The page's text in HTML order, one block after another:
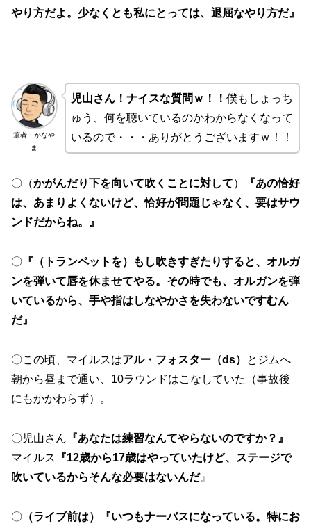
やり方だよ。少なくとも私にとっては、退屈なやり方だ』
筆者・かなや
ま
児山さん！ナイスな質問ｗ！！ 僕もしょっち
ゅう、何を聴いているのかわからなくなって
いるので・・・ありがとうございますｗ！！
〇（かがんだり下を向いて吹くことに対して）
『あの恰好
は、あまりよくないけど、恰好が問題じゃなく、要はサウ
ンドだからね。』
〇 『（トランペットを）もし吹きすぎたりすると、オルガ
ンを弾いて唇を休ませてやる。その時でも、オルガンを弾
いているから、手や指はしなやかさを失わないですむん
だ』
〇この頃、マイルスはアル・フォスター（ds）
とジムへ
朝から昼まで通い、10ラウンドはこなしていた（事故後
にもかかわらず）。
〇児山さん 『あなたは練習なんてやらないのですか？』
マイルス
『12歳から17歳はやっていたけど、ステージで
吹いているからそんな必要はないんだ』
〇 （ライブ前は）『いつもナーバスになっている。特にお